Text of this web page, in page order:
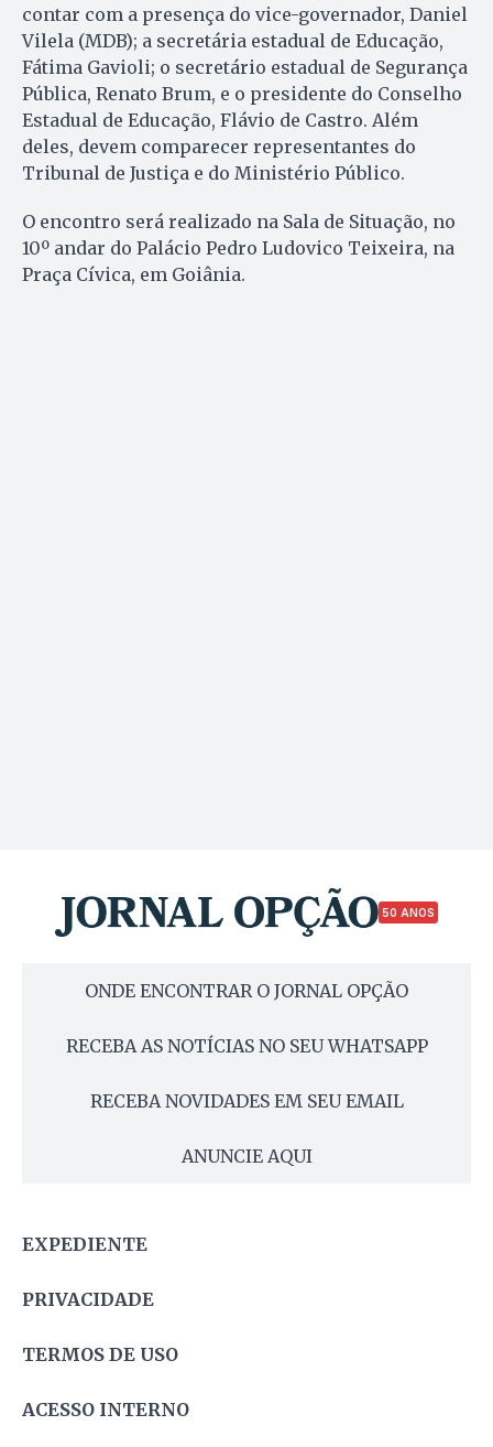
contar com a presença do vice-governador, Daniel
Vilela (MDB); a secretária estadual de Educação,
Fátima Gavioli; o secretário estadual de Segurança
Pública, Renato Brum, e o presidente do Conselho
Estadual de Educação, Flávio de Castro. Além
deles, devem comparecer representantes do
Tribunal de Justiça e do Ministério Público.
O encontro será realizado na Sala de Situação, no
10º andar do Palácio Pedro Ludovico Teixeira, na
Praça Cívica, em Goiânia.
50 ANOS
ONDE ENCONTRAR O JORNAL OPÇÃO
RECEBA AS NOTÍCIAS NO SEU WHATSAPP
RECEBA NOVIDADES EM SEU EMAIL
ANUNCIE AQUI
EXPEDIENTE
PRIVACIDADE
TERMOS DE USO
ACESSO INTERNO